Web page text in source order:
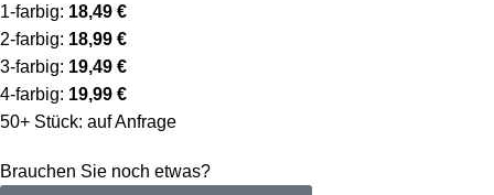
1-farbig: 18,49 €
2-farbig: 18,99 €
3-farbig: 19,49 €
4-farbig: 19,99 €
50+ Stück: auf Anfrage
Brauchen Sie noch etwas?